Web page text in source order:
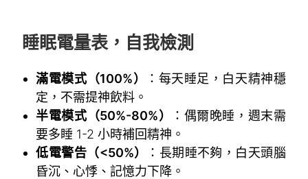
睡眠電量表，自我檢測
滿電模式（100%）
：每天睡足，白天精神穩
定，不需提神飲料。
半電模式（50%-80%）
：偶爾晚睡，週末需
要多睡 1-2 小時補回精神。
低電警告（<50%）
：長期睡不夠，白天頭腦
昏沉、心悸、記憶力下降。